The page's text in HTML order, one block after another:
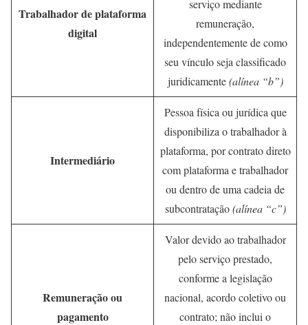
Trabalhador de plataforma
digital
serviço mediante
remuneração,
independentemente de como
seu vínculo seja classificado
juridicamente(alínea “b”)
Intermediário
Pessoa física ou jurídica que
disponibiliza o trabalhador à
plataforma, por contrato direto
com plataforma e trabalhador
ou dentro de uma cadeia de
subcontratação(alínea “c”)
Remuneração ou
pagamento
Valor devido ao trabalhador
pelo serviço prestado,
conforme a legislação
nacional, acordo coletivo ou
contrato; não inclui o